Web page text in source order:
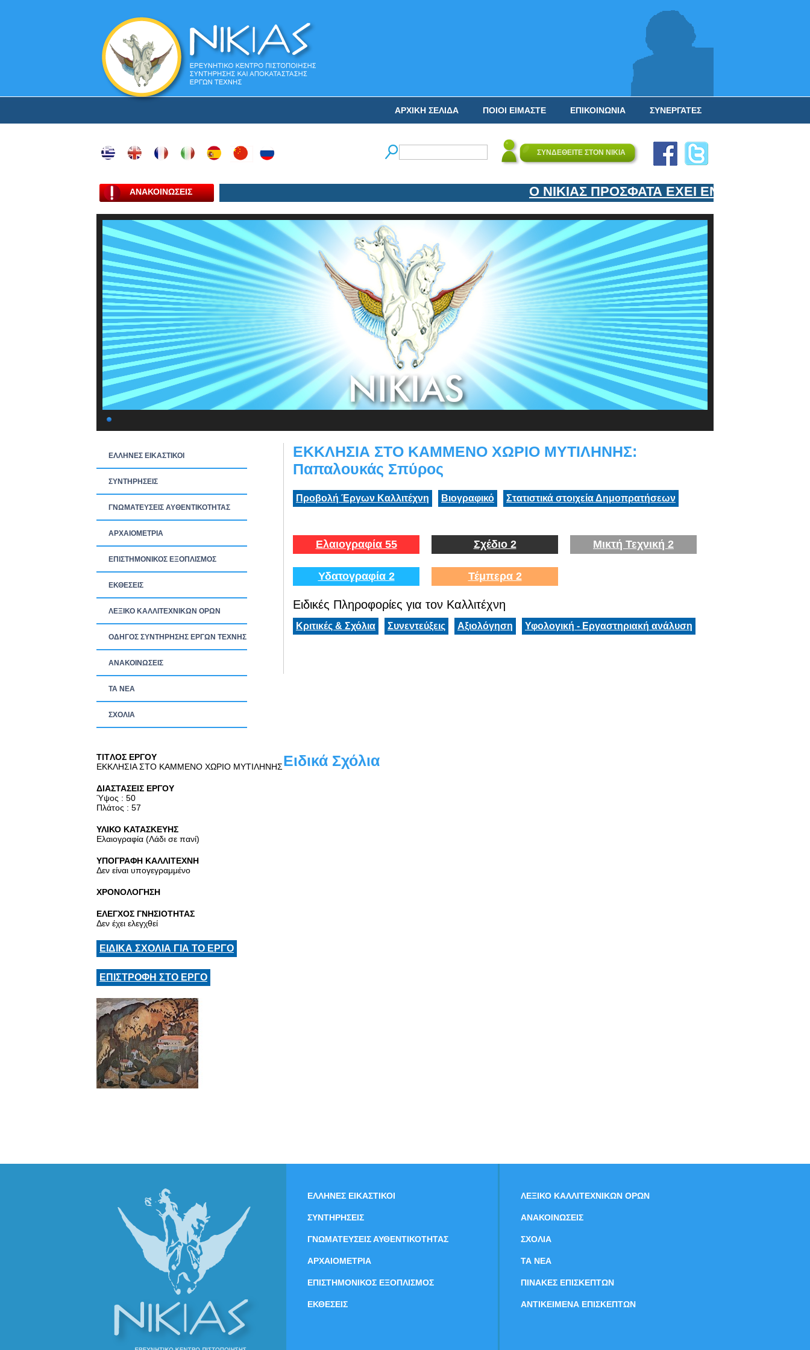
ΣΥΝΕΡΓΑΤΕΣ
ΕΠΙΚΟΙΝΩΝΙΑ
ΠΟΙΟΙ ΕΙΜΑΣΤΕ
ΑΡΧΙΚΗ ΣΕΛΙΔΑ
ΣΥΝΔΕΘΕΙΤΕ ΣΤΟΝ ΝΙΚΙΑ
ΑΝΑΚΟΙΝΩΣΕΙΣ Ο ΝΙΚΙΑΣ ΠΡΟΣΦΑΤΑ ΕΧΕΙ ΕΝΤΑΞΕΙ ΣΤΟΝ
ΕΛΛΗΝΕΣ ΕΙΚΑΣΤΙΚΟΙ
ΣΥΝΤΗΡΗΣΕΙΣ
ΓΝΩΜΑΤΕΥΣΕΙΣ ΑΥΘΕΝΤΙΚΟΤΗΤΑΣ
ΑΡΧΑΙΟΜΕΤΡΙΑ
ΕΠΙΣΤΗΜΟΝΙΚΟΣ ΕΞΟΠΛΙΣΜΟΣ
ΕΚΘΕΣΕΙΣ
ΛΕΞΙΚΟ ΚΑΛΛΙΤΕΧΝΙΚΩΝ ΟΡΩΝ
ΟΔΗΓΟΣ ΣΥΝΤΗΡΗΣΗΣ ΕΡΓΩΝ ΤΕΧΝΗΣ
ΑΝΑΚΟΙΝΩΣΕΙΣ
ΤΑ ΝEΑ
ΣΧΟΛΙΑ
ΕΚΚΛΗΣΙΑ ΣΤΟ ΚΑΜΜΕΝΟ ΧΩΡΙΟ ΜΥΤΙΛΗΝΗΣ:
Παπαλουκάς Σπύρος
Προβολή Έργων Καλλιτέχνη Βιογραφικό Στατιστικά στοιχεία Δημοπρατήσεων
Ελαιογραφία 55 Σχέδιο 2 Μικτή Τεχνική 2
Υδατογραφία 2 Τέμπερα 2
Ειδικές Πληροφορίες για τον Καλλιτέχνη
Κριτικές & Σχόλια Συνεντεύξεις Αξιολόγηση Υφολογική - Εργαστηριακή ανάλυση
TITΛΟΣ ΕΡΓΟΥ
ΕΚΚΛΗΣΙΑ ΣΤΟ ΚΑΜΜΕΝΟ ΧΩΡΙΟ ΜΥΤΙΛΗΝΗΣ
ΔΙΑΣΤΑΣΕΙΣ ΕΡΓΟΥ
Ύψος : 50
Πλάτος : 57
ΥΛΙΚΟ ΚΑΤΑΣΚΕΥΗΣ
Ελαιογραφία (Λάδι σε πανί)
ΥΠΟΓΡΑΦΗ ΚΑΛΛΙΤΕΧΝΗ
Δεν είναι υπογεγραμμένο
ΧΡΟΝΟΛΟΓΗΣΗ
ΕΛΕΓΧΟΣ ΓΝΗΣΙΟΤΗΤΑΣ
Δεν έχει ελεγχθεί
ΕΙΔΙΚΑ ΣΧΟΛΙΑ ΓΙΑ ΤΟ ΕΡΓΟ
ΕΠΙΣΤΡΟΦΗ ΣΤΟ ΕΡΓΟ
Ειδικά Σχόλια
ΕΛΛΗΝΕΣ ΕΙΚΑΣΤΙΚΟΙ
ΣΥΝΤΗΡΗΣΕΙΣ
ΓΝΩΜΑΤΕΥΣΕΙΣ ΑΥΘΕΝΤΙΚΟΤΗΤΑΣ
ΑΡΧΑΙΟΜΕΤΡΙΑ
ΕΠΙΣΤΗΜΟΝΙΚΟΣ ΕΞΟΠΛΙΣΜΟΣ
ΕΚΘΕΣΕΙΣ
ΛΕΞΙΚΟ ΚΑΛΛΙΤΕΧΝΙΚΩΝ ΟΡΩΝ
ΑΝΑΚΟΙΝΩΣΕΙΣ
ΣΧΟΛΙΑ
ΤΑ ΝEΑ
ΠΙΝΑΚΕΣ ΕΠΙΣΚΕΠΤΩΝ
ΑΝΤΙΚΕΙΜΕΝΑ ΕΠΙΣΚΕΠΤΩΝ